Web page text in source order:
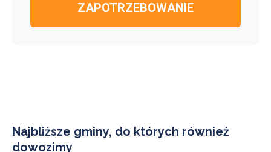
ZAPOTRZEBOWANIE
Najbliższe gminy, do których również
dowozimy